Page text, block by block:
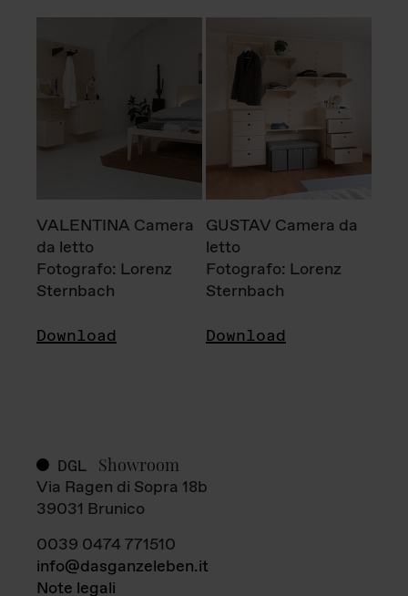
VALENTINA Camera
da letto
Fotografo: Lorenz
Sternbach
Download
GUSTAV Camera da
letto
Fotografo: Lorenz
Sternbach
Download
DGL Showroom
Via Ragen di Sopra 18b
39031 Brunico
0039 0474 771510
info@dasganzeleben.it
Note legali